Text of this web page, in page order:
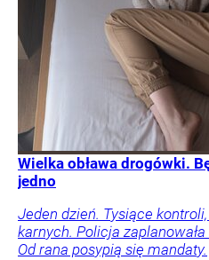
Wielka obława drogówki.
jedno
Jeden dzień. Tysiące
karnych. Policja
Od rana posypią się mandaty.